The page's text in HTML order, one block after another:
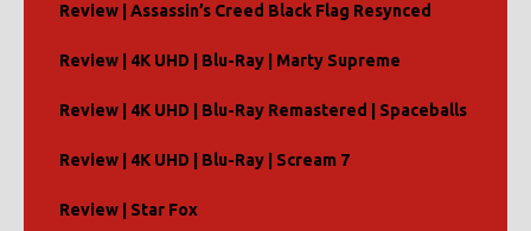
Review | Assassin’s Creed Black Flag Resynced
Review | 4K UHD | Blu-Ray | Marty Supreme
Review | 4K UHD | Blu-Ray Remastered | Spaceballs
Review | 4K UHD | Blu-Ray | Scream 7
Review | Star Fox